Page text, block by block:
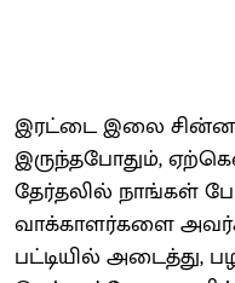
இரட்டை இலை
இருந்த​போதும்,
தேர்​தலில் நாங்கள்
வாக்காளர்களை
பட்டியில் அடைத்து,